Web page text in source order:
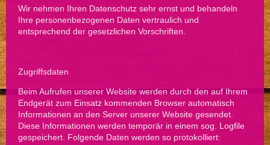
Wir nehmen Ihren Datenschutz sehr ernst und behandeln
Ihre personenbezogenen Daten vertraulich und
entsprechend der gesetzlichen Vorschriften.
Zugriffsdaten
Beim Aufrufen unserer Website werden durch den auf Ihrem
Endgerät zum Einsatz kommenden Browser automatisch
Informationen an den Server unserer Website gesendet.
Diese Informationen werden temporär in einem sog. Logfile
gespeichert. Folgende Daten werden so protokolliert: